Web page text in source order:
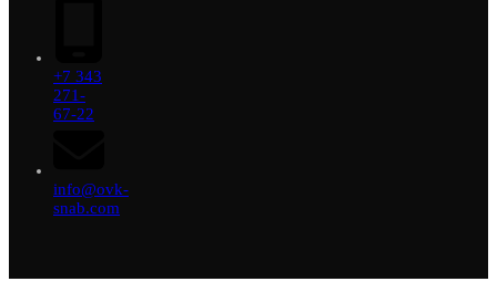
+7 343
271-
67-22
info@ovk-
snab.com